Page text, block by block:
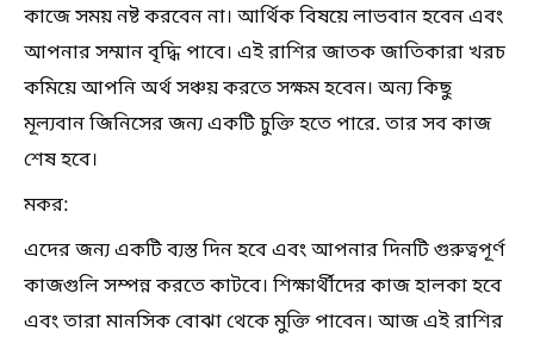
কাজে সময় নষ্ট করবেন না। আর্থিক বিষয়ে লাভবান হবেন এবং
আপনার সম্মান বৃদ্ধি পাবে। এই রাশির জাতক জাতিকারা খরচ
কমিয়ে আপনি অর্থ সঞ্চয় করতে সক্ষম হবেন। অন্য কিছু
মূল্যবান জিনিসের জন্য একটি চুক্তি হতে পারে. তার সব কাজ
শেষ হবে।
মকর:
এদের জন্য একটি ব্যস্ত দিন হবে এবং আপনার দিনটি গুরুত্বপূর্ণ
কাজগুলি সম্পন্ন করতে কাটবে। শিক্ষার্থীদের কাজ হালকা হবে
এবং তারা মানসিক বোঝা থেকে মুক্তি পাবেন। আজ এই রাশির